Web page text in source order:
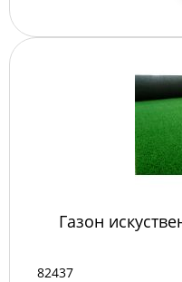
Газон
82437